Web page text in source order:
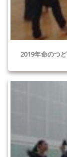
2019年命のつ